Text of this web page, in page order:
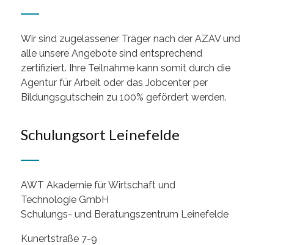
Wir sind zugelassener Träger nach der AZAV und
alle unsere Angebote sind entsprechend
zertifiziert. Ihre Teilnahme kann somit durch die
Agentur für Arbeit oder das Jobcenter per
Bildungsgutschein zu 100% gefördert werden.
Schulungsort Leinefelde
AWT Akademie für Wirtschaft und
Technologie GmbH
Schulungs- und Beratungszentrum Leinefelde
Kunertstraße 7-9